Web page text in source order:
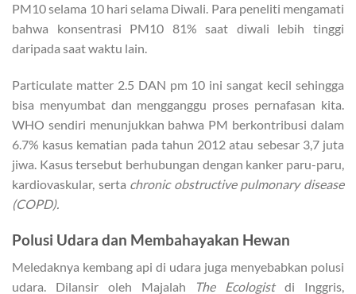
PM10 selama 10 hari selama Diwali. Para peneliti mengamati
bahwa konsentrasi PM10 81% saat diwali lebih tinggi
daripada saat waktu lain.
Particulate matter 2.5 DAN pm 10 ini sangat kecil sehingga
bisa menyumbat dan mengganggu proses pernafasan kita.
WHO sendiri menunjukkan bahwa PM berkontribusi dalam
6.7% kasus kematian pada tahun 2012 atau sebesar 3,7 juta
jiwa. Kasus tersebut berhubungan dengan kanker paru-paru,
kardiovaskular, serta chronic obstructive pulmonary disease
(COPD).
Polusi Udara dan Membahayakan Hewan
Meledaknya kembang api di udara juga menyebabkan polusi
udara. Dilansir oleh Majalah
The Ecologistdi Inggris,